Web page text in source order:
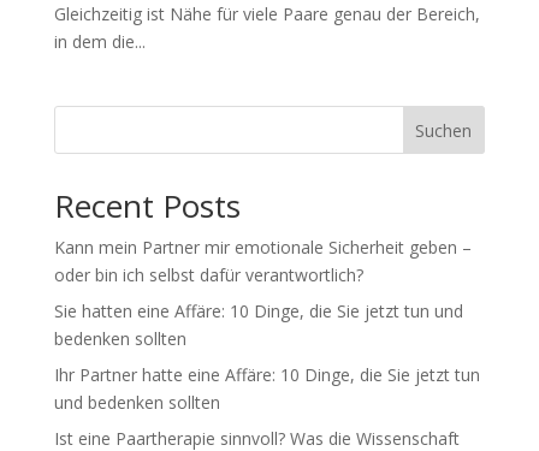
Gleichzeitig ist Nähe für viele Paare genau der Bereich,
in dem die...
Suchen
Recent Posts
Kann mein Partner mir emotionale Sicherheit geben –
oder bin ich selbst dafür verantwortlich?
Sie hatten eine Affäre: 10 Dinge, die Sie jetzt tun und
bedenken sollten
Ihr Partner hatte eine Affäre: 10 Dinge, die Sie jetzt tun
und bedenken sollten
Ist eine Paartherapie sinnvoll? Was die Wissenschaft